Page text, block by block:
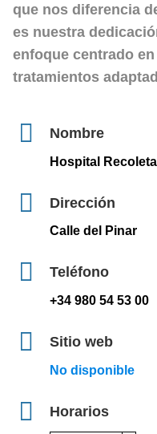
que nos diferencia
es nuestra
enfoque centrado
tratamientos
Nombre
Hospital
Dirección
Calle del Pinar
Teléfono
+34 980 54 53 00
Sitio web
No disponible
Horarios